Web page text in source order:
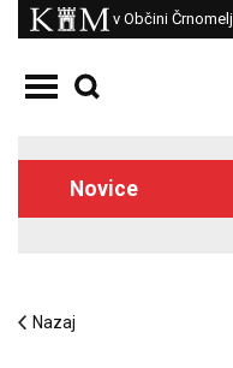
Skoči na vsebino
Kam
v Občini Črnomelj
Odpri meni
Novice
Nazaj